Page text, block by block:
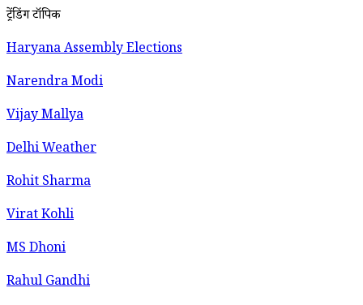
ट्रेंडिंग टॉपिक
Haryana Assembly Elections
Narendra Modi
Vijay Mallya
Delhi Weather
Rohit Sharma
Virat Kohli
MS Dhoni
Rahul Gandhi